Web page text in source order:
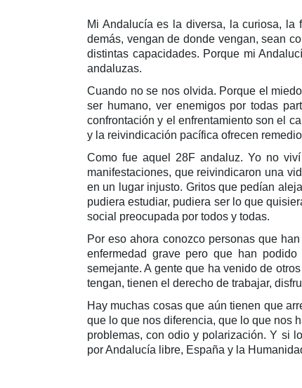
Mi Andalucía es la diversa, la curiosa,
demás, vengan de donde vengan, sean
distintas capacidades. Porque mi
andaluzas.
Cuando no se nos olvida. Porque el
ser humano, ver enemigos por todas
confrontación y el enfrentamiento son el
y la reivindicación pacífica ofrecen
Como fue aquel 28F andaluz. Yo no
manifestaciones, que reivindicaron una
en un lugar injusto. Gritos que pedían
pudiera estudiar, pudiera ser lo que
social preocupada por todos y todas.
Por eso ahora conozco personas que
enfermedad grave pero que han
semejante. A gente que ha venido de
tengan, tienen el derecho de trabajar,
Hay muchas cosas que aún tienen que
que lo que nos diferencia, que lo que nos
problemas, con odio y polarización. Y si
por Andalucía libre, España y la